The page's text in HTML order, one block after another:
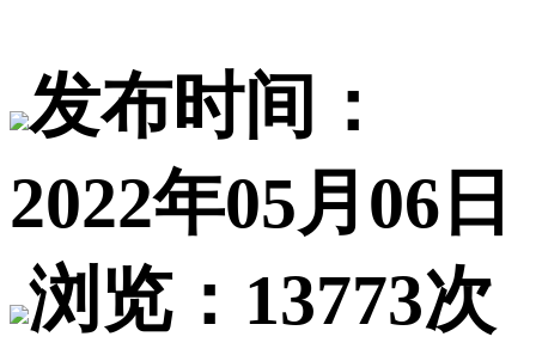
发布时间：
2022年05月06日
浏览：13773次